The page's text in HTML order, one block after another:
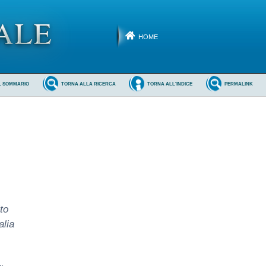
HOME
PERMALINK
TORNA ALL'INDICE
TORNA ALLA RICERCA
SOMMARIO